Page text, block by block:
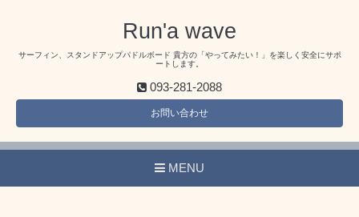
Run'a wave
サーフィン、スタンドアップパドルボード 貴方の「やってみたい！」を楽しく安全にサポ
ートします。
093-281-2088
お問い合わせ
MENU